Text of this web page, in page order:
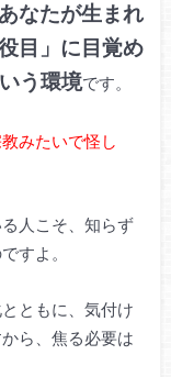
なたが生まれ
目」に目覚め
う環境です。
みたいで怪し
人こそ、知らず
すよ。
ともに、気付け
ら、焦る必要は